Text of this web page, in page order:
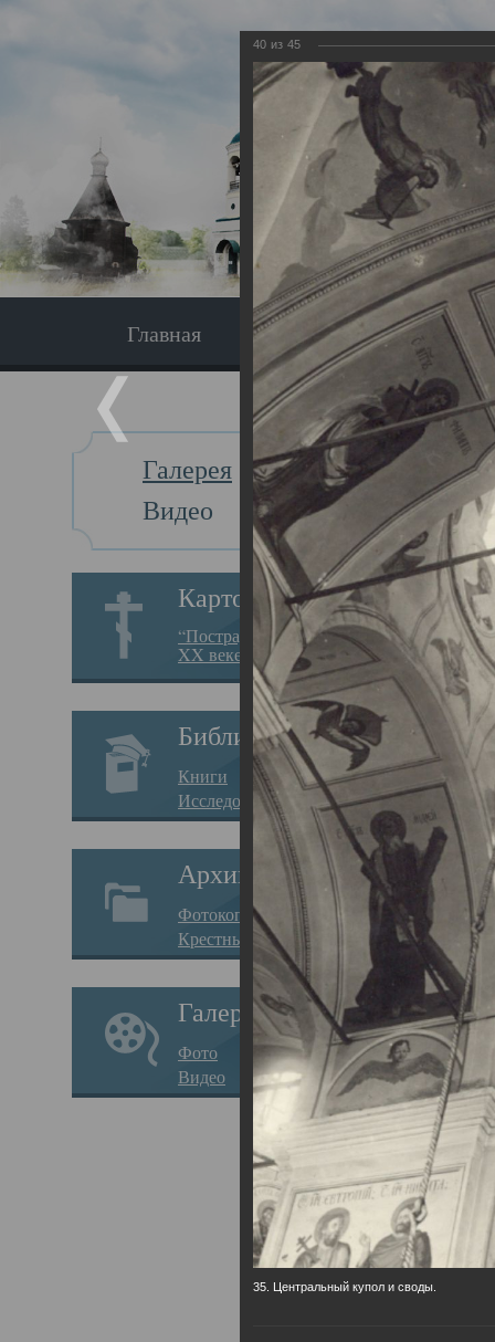
Главная Экскурсия
Галерея
Видео
Картотека
“Пострадавшие за веру в
XX веке на Севере”
Библиотека
Книги
Исследования
Архив
Фотокопии дел
Крестные ходы
Галерея
Фото
Видео
Главная
40 из 45
35. Центральный купол и своды.